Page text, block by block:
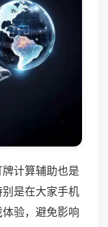
计算辅助也是
是在大家手机
验，避免影响